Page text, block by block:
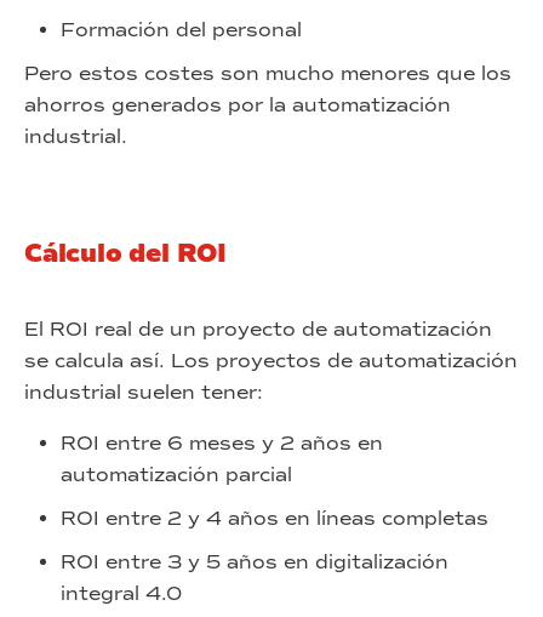
Formación del personal
Pero estos costes son mucho menores que los
ahorros generados por la automatización
industrial.
Cálculo del ROI
El ROI real de un proyecto de automatización
se calcula así. Los proyectos de automatización
industrial suelen tener:
ROI entre 6 meses y 2 años en
automatización parcial
ROI entre 2 y 4 años en líneas completas
ROI entre 3 y 5 años en digitalización
integral 4.0